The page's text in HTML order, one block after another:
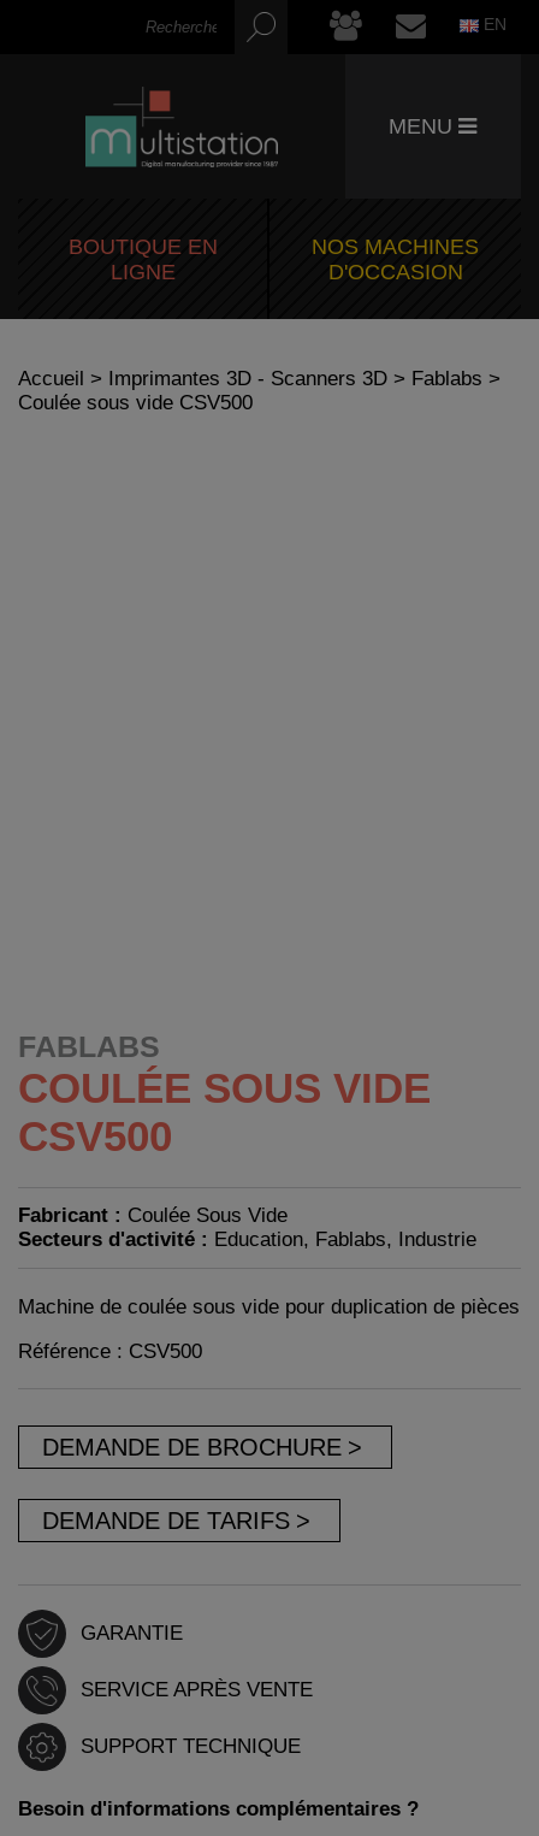
EN
MENU
BOUTIQUE EN
LIGNE
NOS MACHINES
D'OCCASION
Accueil > Imprimantes 3D - Scanners 3D > Fablabs >
Coulée sous vide CSV500
FABLABS
COULÉE SOUS VIDE
CSV500
Fabricant : Coulée Sous Vide
Secteurs d'activité : Education, Fablabs, Industrie
Machine de coulée sous vide pour duplication de pièces
Référence : CSV500
DEMANDE DE BROCHURE
DEMANDE DE TARIFS
GARANTIE
SERVICE APRÈS VENTE
SUPPORT TECHNIQUE
Besoin d'informations complémentaires ?